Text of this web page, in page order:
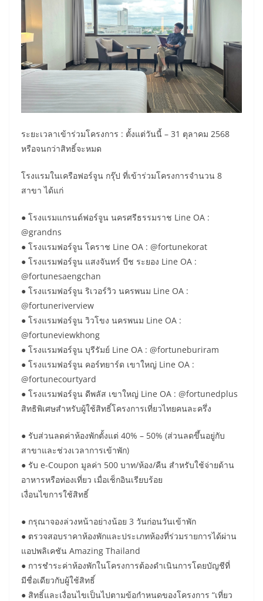
ระยะเวลาเข้าร่วมโครงการ : ตั้งแต่วันนี้ – 31 ตุลาคม 2568
หรือจนกว่าสิทธิ์จะหมด
โรงแรมในเครือฟอร์จูน กรุ๊ป ที่เข้าร่วมโครงการจำนวน 8
สาขา ได้แก่
● โรงแรมแกรนด์ฟอร์จูน นครศรีธรรมราช Line OA :
@grandns
● โรงแรมฟอร์จูน โคราช Line OA : @fortunekorat
● โรงแรมฟอร์จูน แสงจันทร์ บีช ระยอง Line OA :
@fortunesaengchan
● โรงแรมฟอร์จูน ริเวอร์วิว นครพนม Line OA :
@fortuneriverview
● โรงแรมฟอร์จูน วิวโขง นครพนม Line OA :
@fortuneviewkhong
● โรงแรมฟอร์จูน บุรีรัมย์ Line OA : @fortuneburiram
● โรงแรมฟอร์จูน คอร์ทยาร์ด เขาใหญ่ Line OA :
@fortunecourtyard
● โรงแรมฟอร์จูน ดีพลัส เขาใหญ่ Line OA : @fortunedplus
สิทธิพิเศษสำหรับผู้ใช้สิทธิ์โครงการเที่ยวไทยคนละครึ่ง
● รับส่วนลดค่าห้องพักตั้งแต่ 40% – 50% (ส่วนลดขึ้นอยู่กับ
สาขาและช่วงเวลาการเข้าพัก)
● รับ e-Coupon มูลค่า 500 บาท/ห้อง/คืน สำหรับใช้จ่ายด้าน
อาหารหรือท่องเที่ยว เมื่อเช็กอินเรียบร้อย
เงื่อนไขการใช้สิทธิ์
● กรุณาจองล่วงหน้าอย่างน้อย 3 วันก่อนวันเข้าพัก
● ตรวจสอบราคาห้องพักและประเภทห้องที่ร่วมรายการได้ผ่าน
แอปพลิเคชัน Amazing Thailand
● การชำระค่าห้องพักในโครงการต้องดำเนินการโดยบัญชีที่
มีชื่อเดียวกับผู้ใช้สิทธิ์
● สิทธิ์และเงื่อนไขเป็นไปตามข้อกำหนดของโครงการ “เที่ยว